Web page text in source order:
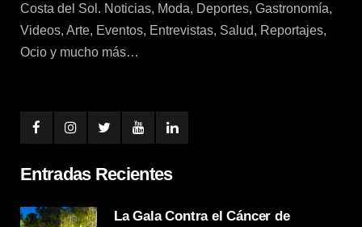
Costa del Sol. Noticias, Moda, Deportes, Gastronomía,
Videos, Arte, Eventos, Entrevistas, Salud, Reportajes,
Ocio y mucho más…
Entradas Recientes
La Gala Contra el Cáncer de